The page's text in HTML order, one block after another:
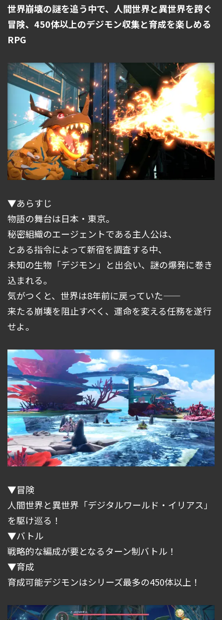
世界崩壊の謎を追う中で、人間世界と異世界を跨ぐ
冒険、450体以上のデジモン収集と育成を楽しめる
RPG
▼あらすじ
物語の舞台は日本・東京。
秘密組織のエージェントである主人公は、
とある指令によって新宿を調査する中、
未知の生物「デジモン」と出会い、謎の爆発に巻き
込まれる。
気がつくと、世界は8年前に戻っていた――
来たる崩壊を阻止すべく、運命を変える任務を遂行
せよ。
▼冒険
人間世界と異世界「デジタルワールド・イリアス」
を駆け巡る！
▼バトル
戦略的な編成が要となるターン制バトル！
▼育成
育成可能デジモンはシリーズ最多の450体以上！